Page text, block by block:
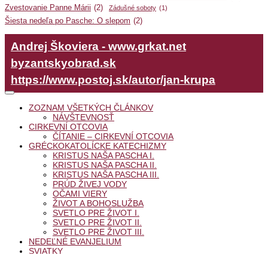
Zvestovanie Panne Márii (2) Zádušné soboty (1)
Šiesta nedeľa po Pasche: O slepom (2)
Andrej Škoviera - www.grkat.net
byzantskyobrad.sk
https://www.postoj.sk/autor/jan-krupa
ZOZNAM VŠETKÝCH ČLÁNKOV
NÁVŠTEVNOSŤ
CIRKEVNÍ OTCOVIA
ČÍTANIE – CIRKEVNÍ OTCOVIA
GRÉCKOKATOLÍCKE KATECHIZMY
KRISTUS NAŠA PASCHA I.
KRISTUS NAŠA PASCHA II.
KRISTUS NAŠA PASCHA III.
PRÚD ŽIVEJ VODY
OČAMI VIERY
ŽIVOT A BOHOSLUŽBA
SVETLO PRE ŽIVOT I.
SVETLO PRE ŽIVOT II.
SVETLO PRE ŽIVOT III.
NEDEĽNÉ EVANJELIUM
SVIATKY